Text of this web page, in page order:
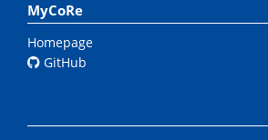
MyCoRe
Homepage
GitHub